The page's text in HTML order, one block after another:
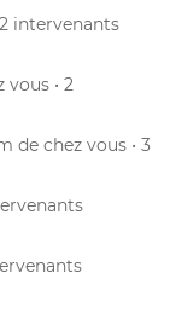
2 intervenants
vous • 2
de chez vous • 3